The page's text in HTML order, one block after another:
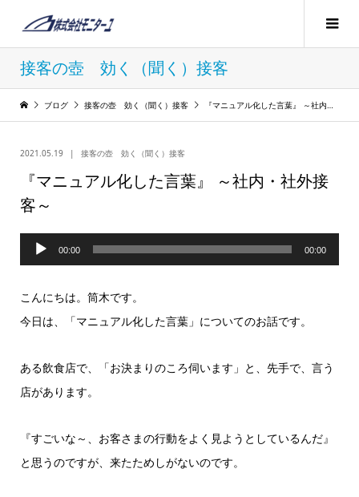
接客の壺 効く（聞く）接客
ブログ 接客の壺 効く（聞く）接客 『マニュアル化した言葉』 ～社内・社外接客～
2021.05.19 接客の壺 効く（聞く）接客
『マニュアル化した言葉』 ～社内・社外接
客～
声
プ
レ
ヤ
ー
00:00 00:00
こんにちは。筒木です。
今日は、「マニュアル化した言葉」についてのお話です。
ある飲食店で、「お決まりのころ伺います」と、先手で、言う
店があります。
『すごいな～、お客さまの行動をよく見ようとしているんだ』
と思うのですが、来たためしがないのです。